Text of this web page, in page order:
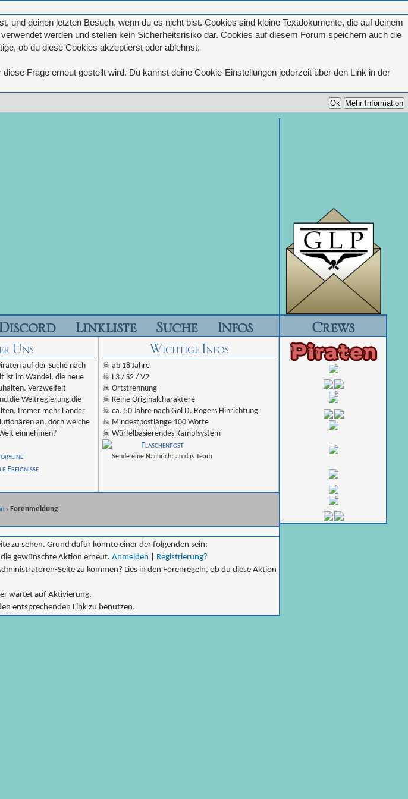
deinen letzten Besuch, wenn du es nicht bist. Cookies sind kleine Textdokumente, die auf deinem
werden und stellen kein Sicherheitsrisiko dar. Cookies auf diesem Forum speichern auch die
ob du diese Cookies akzeptierst oder ablehnst.
Frage erneut gestellt wird. Du kannst deine Cookie-Einstellungen jederzeit über den Link in der
Crews
Linkliste Suche Infos
Uns
auf der Suche nach
ist im Wandel, die neue
Verzweifelt
die Weltregierung die
Immer mehr Länder
an, doch welche
einnehmen?
Ereignisse
Wichtige Infos
☠ ab 18 Jahre
☠ L3 / S2 / V2
☠ Ortstrennung
☠ Keine Originalcharaktere
☠ ca. 50 Jahre nach Gol D. Rogers Hinrichtung
☠ Mindestpostlänge 100 Worte
☠ Würfelbasierendes Kampfsystem
Flaschenpost
Sende eine Nachricht an das Team
› Forenmeldung
zu sehen. Grund dafür könnte einer der folgenden sein:
gewünschte Aktion erneut. Anmelden
Registrierung?
Seite zu kommen? Lies in den Forenregeln, ob du diese Aktion
wartet auf Aktivierung.
entsprechenden Link zu benutzen.